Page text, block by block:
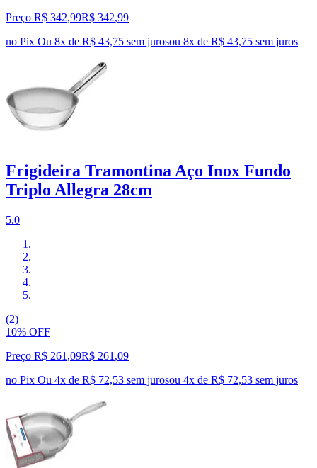
Preço R$ 342,99R$ 342,99
no Pix Ou 8x de R$ 43,75 sem jurosou 8x de R$ 43,75 sem juros
Frigideira Tramontina Aço Inox Fundo
Triplo Allegra 28cm
5.0
(2)
10% OFF
Preço R$ 261,09R$ 261 ,09
no Pix Ou 4x de R$ 72,53 sem jurosou 4x de R$ 72,53 sem juros